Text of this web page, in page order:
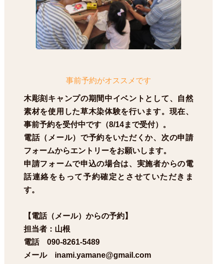
事前予約がオススメです
木彫刻キャンプの期間中イベントとして、自然
素材を使用した草木染体験を行います。現在、
事前予約を受付中です（8/14まで受付）。
電話（メール）で予約をいただくか、次の申請
フォームからエントリーをお願いします。
申請フォームで申込の場合は、実施者からの電
話連絡をもって予約確定とさせていただきま
す。
【電話（メール）からの予約】
担当者：山根
電話 090-8261-5489
メール inami.yamane@gmail.com